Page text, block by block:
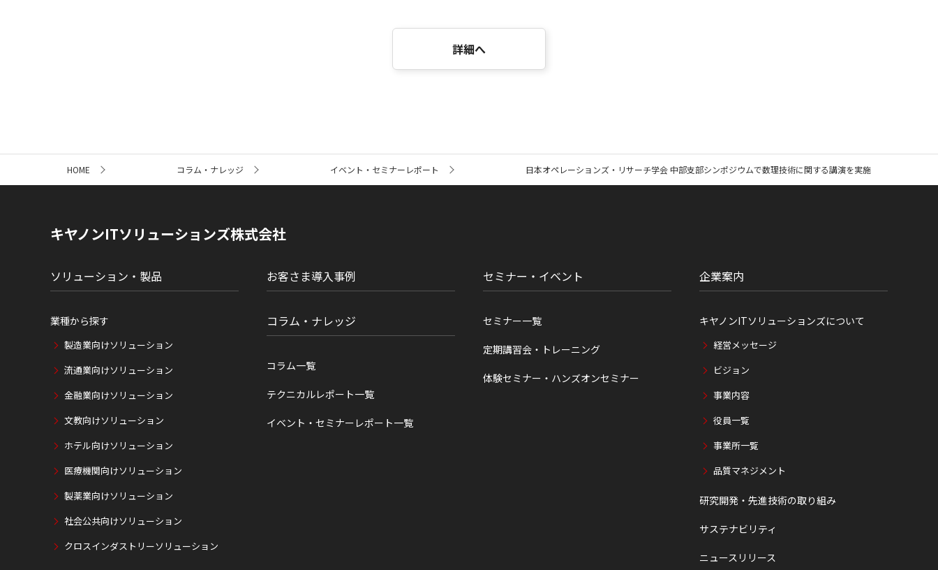
詳細へ
ト
HOME コラム・ナレッジ イベント・セミナーレポート 日本オペレーションズ・リサーチ学会 中部支部シンポジウムで数理技術に関する講演を実施
キヤノンITソリューションズ株式会社
ソリューション・製品
業種から探す
製造業向けソリューション
流通業向けソリューション
金融業向けソリューション
文教向けソリューション
ホテル向けソリューション
医療機関向けソリューション
製薬業向けソリューション
社会公共向けソリューション
クロスインダストリーソリューション
お客さま導入事例
コラム・ナレッジ
コラム一覧
テクニカルレポート一覧
イベント・セミナーレポート一覧
セミナー・イベント
セミナー一覧
定期講習会・トレーニング
体験セミナー・ハンズオンセミナー
企業案内
キヤノンITソリューションズについて
経営メッセージ
ビジョン
事業内容
役員一覧
事業所一覧
品質マネジメント
研究開発・先進技術の取り組み
サステナビリティ
ニュースリリース